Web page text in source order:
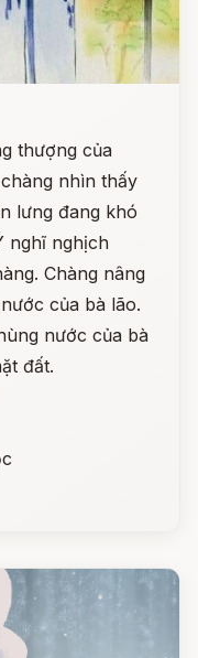
thượng của
nhìn thấy
lưng đang khó
nghĩ nghịch
Chàng nâng
của bà lão.
nước của bà
đất.